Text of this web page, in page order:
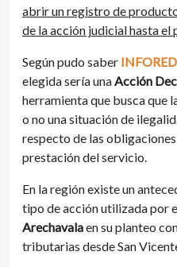
abrir un registro de
de la acción judicial hasta el
Según pudo saber
elegida sería una Acción
herramienta que busca que
o no una situación de
respecto de las
prestación del servicio.
En la región existe un
tipo de acción utilizada por
Arechavalaen su planteo
tributarias desde San